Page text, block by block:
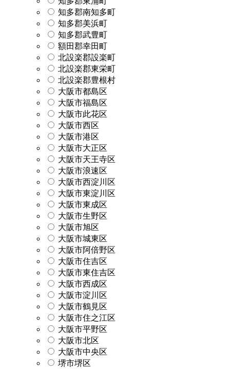
知多郡南知多町
知多郡美浜町
知多郡武豊町
額田郡幸田町
北設楽郡設楽町
北設楽郡東栄町
北設楽郡豊根村
大阪市都島区
大阪市福島区
大阪市此花区
大阪市西区
大阪市港区
大阪市大正区
大阪市天王寺区
大阪市浪速区
大阪市西淀川区
大阪市東淀川区
大阪市東成区
大阪市生野区
大阪市旭区
大阪市城東区
大阪市阿倍野区
大阪市住吉区
大阪市東住吉区
大阪市西成区
大阪市淀川区
大阪市鶴見区
大阪市住之江区
大阪市平野区
大阪市北区
大阪市中央区
堺市堺区